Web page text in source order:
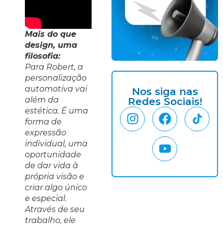
Mais do que
design, uma
filosofia:
Para Robert, a
personalização
automotiva vai
além da
estética. É uma
forma de
expressão
individual, uma
oportunidade
de dar vida à
própria visão e
criar algo único
e especial.
Através de seu
trabalho, ele
Nos siga nas
Redes Sociais!